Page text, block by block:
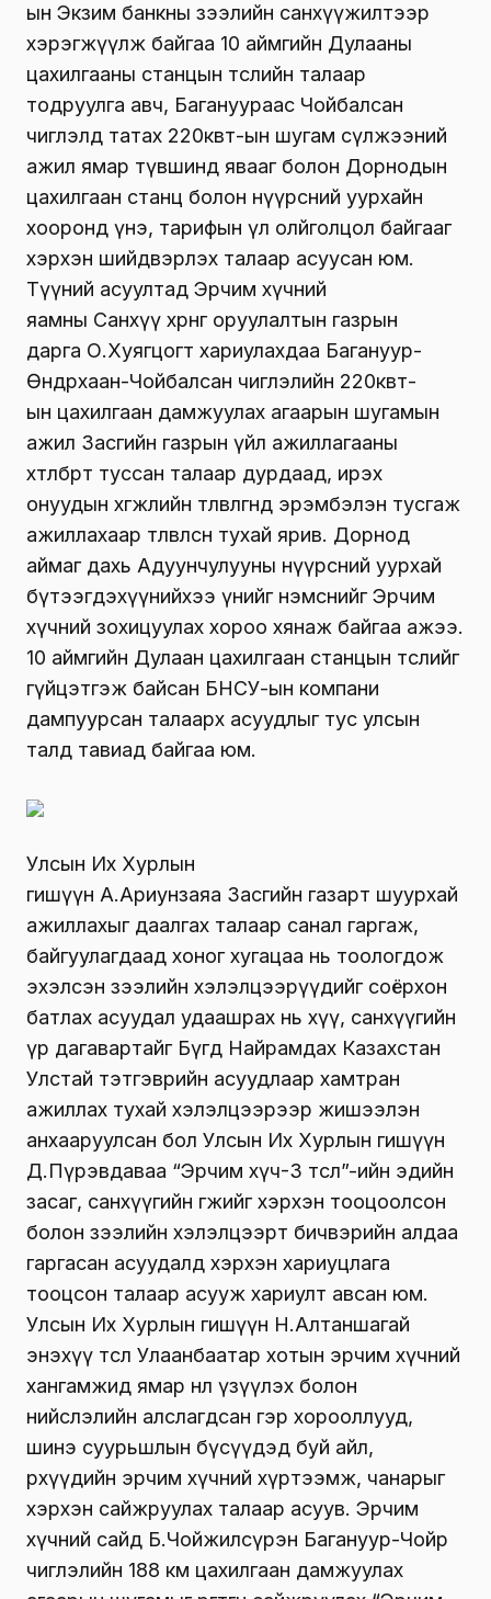
ын Экзим банкны зээлийн санхүүжилтээр
хэрэгжүүлж байгаа 10 аймгийн Дулааны
цахилгааны станцын төслийн талаар
тодруулга авч, Багануураас Чойбалсан
чиглэлд татах 220квт-ын шугам сүлжээний
ажил ямар түвшинд явааг болон Дорнодын
цахилгаан станц болон нүүрсний уурхайн
хооронд үнэ, тарифын үл олйголцол байгааг
хэрхэн шийдвэрлэх талаар асуусан юм.
Түүний асуултад Эрчим хүчний
яамны Санхүү хөрөнгө оруулалтын газрын
дарга О.Хуягцогт хариулахдаа Багануур-
Өндөрхаан-Чойбалсан чиглэлийн 220квт-
ын цахилгаан дамжуулах агаарын шугамын
ажил Засгийн газрын үйл ажиллагааны
хөтөлбөрт туссан талаар дурдаад, ирэх
онуудын хөгжлийн төлөвлөгөөнд эрэмбэлэн тусгаж
ажиллахаар төлөвлөсөн тухай ярив. Дорнод
аймаг дахь Адуунчулууны нүүрсний уурхай
бүтээгдэхүүнийхээ үнийг нэмснийг Эрчим
хүчний зохицуулах хороо хянаж байгаа ажээ.
10 аймгийн Дулаан цахилгаан станцын төслийг
гүйцэтгэж байсан БНСУ-ын компани
дампуурсан талаарх асуудлыг тус улсын
талд тавиад байгаа юм.
Улсын Их Хурлын
гишүүн А.Ариунзаяа Засгийн газарт шуурхай
ажиллахыг даалгах талаар санал гаргаж,
байгуулагдаад хоног хугацаа нь тоологдож
эхэлсэн зээлийн хэлэлцээрүүдийг соёрхон
батлах асуудал удаашрах нь хүү, санхүүгийн
үр дагавартайг Бүгд Найрамдах Казахстан
Улстай тэтгэврийн асуудлаар хамтран
ажиллах тухай хэлэлцээрээр жишээлэн
анхааруулсан бол Улсын Их Хурлын гишүүн
Д.Пүрэвдаваа “Эрчим хүч-3 төсөл”-ийн эдийн
засаг, санхүүгийн өгөөжийг хэрхэн тооцоолсон
болон зээлийн хэлэлцээрт бичвэрийн алдаа
гаргасан асуудалд хэрхэн хариуцлага
тооцсон талаар асууж хариулт авсан юм.
Улсын Их Хурлын гишүүн Н.Алтаншагай
энэхүү төсөл Улаанбаатар хотын эрчим хүчний
хангамжид ямар нөлөө үзүүлэх болон
нийслэлийн алслагдсан гэр хорооллууд,
шинэ суурьшлын бүсүүдэд буй айл,
өрхүүдийн эрчим хүчний хүртээмж, чанарыг
хэрхэн сайжруулах талаар асуув. Эрчим
хүчний сайд Б.Чойжилсүрэн Багануур-Чойр
чиглэлийн 188 км цахилгаан дамжуулах